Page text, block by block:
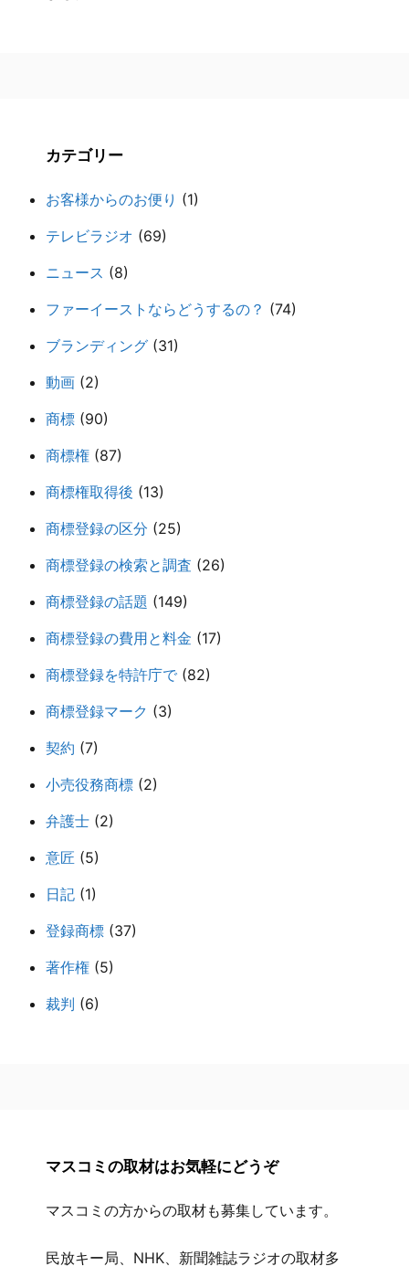
カテゴリー
お客様からのお便り (1)
テレビラジオ (69)
ニュース (8)
ファーイーストならどうするの？ (74)
ブランディング (31)
動画 (2)
商標 (90)
商標権 (87)
商標権取得後 (13)
商標登録の区分 (25)
商標登録の検索と調査 (26)
商標登録の話題 (149)
商標登録の費用と料金 (17)
商標登録を特許庁で (82)
商標登録マーク (3)
契約 (7)
小売役務商標 (2)
弁護士 (2)
意匠 (5)
日記 (1)
登録商標 (37)
著作権 (5)
裁判 (6)
マスコミの取材はお気軽にどうぞ
マスコミの方からの取材も募集しています。
民放キー局、NHK、新聞雑誌ラジオの取材多